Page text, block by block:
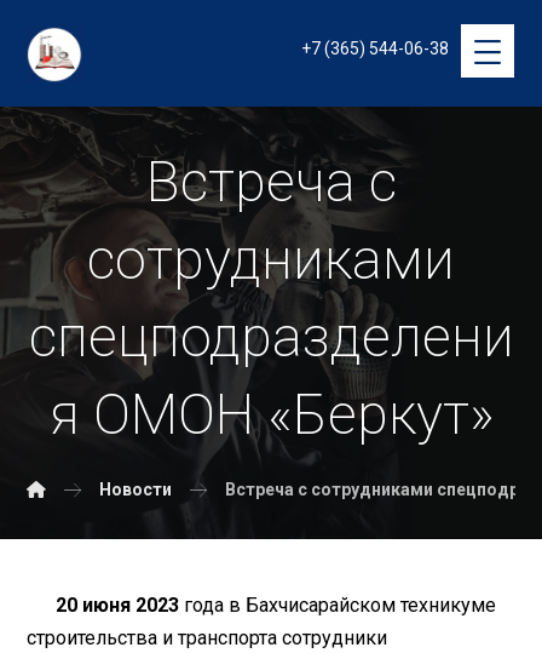
+7 (365) 544-06-38
Встреча с
сотрудниками
спецподразделени
я ОМОН «Беркут»
Новости Встреча с сотрудниками
20 июня 2023 года в Бахчисарайском техникуме
строительства и транспорта сотрудники